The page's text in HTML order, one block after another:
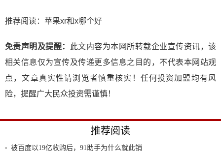
推荐阅读： 苹果xr和x哪个好
免责声明及提醒：
此文内容为本网所转载企业宣传资讯，该
相关信息仅为宣传及传递更多信息之目的，不代表本网站观
点，文章真实性请浏览者慎重核实！任何投资加盟均有风
险，提醒广大民众投资需谨慎！
推荐阅读
被百度以19亿收购后，91助手为什么就此销